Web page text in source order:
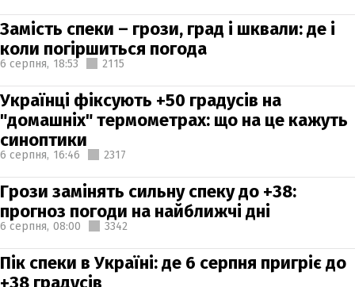
Замість спеки – грози, град і шквали: де і
коли погіршиться погода
6 серпня, 18:53 2115
Українці фіксують +50 градусів на
"домашніх" термометрах: що на це кажуть
синоптики
6 серпня, 16:46 2317
Грози замінять сильну спеку до +38:
прогноз погоди на найближчі дні
6 серпня, 08:00 3342
Пік спеки в Україні: де 6 серпня пригріє до
+38 градусів